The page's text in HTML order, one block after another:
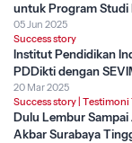
untuk Program Studi
05 Jun 2025
Success story
Institut Pendidikan
PDDikti dengan
20 Mar 2025
Success story Testimoni
Dulu Lembur Sampai
Akbar Surabaya